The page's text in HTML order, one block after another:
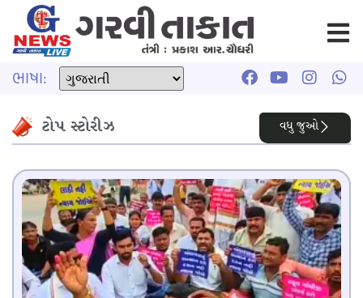
ભાષા:
ટોપ સ્ટોરીઝ વધુ જુઓ